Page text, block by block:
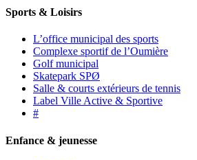
Sports & Loisirs
L’office municipal des sports
Complexe sportif de l’Oumière
Golf municipal
Skatepark SPØ
Salle & courts extérieurs de tennis
Label Ville Active & Sportive
#
Enfance & jeunesse